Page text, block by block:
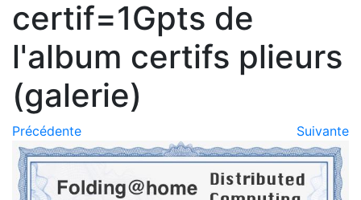
certif=1Gpts de
l'album certifs plieurs
(galerie)
Précédente Suivante